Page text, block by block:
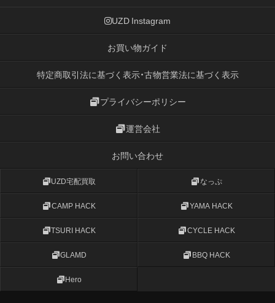
UZD Instagram
お買い物ガイド
特定商取引法に基づく表示・古物営業法に基づく表示
プライバシーポリシー
運営会社
お問い合わせ
UZD宅配買取 なっぷ
CAMP HACK YAMA HACK
TSURI HACK CYCLE HACK
GLAMD BBQ HACK
Hero